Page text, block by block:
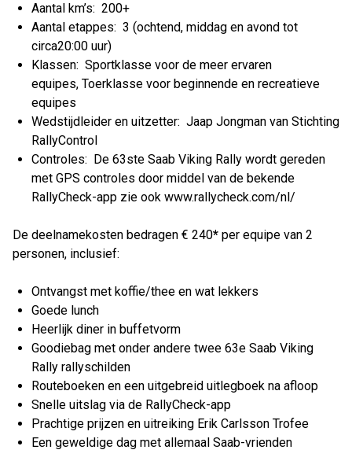
Aantal km’s: 200+
Aantal etappes: 3 (ochtend, middag en avond tot
circa20:00 uur)
Klassen: Sportklasse voor de meer ervaren
equipes, Toerklasse voor beginnende en recreatieve
equipes
Wedstijdleider en uitzetter: Jaap Jongman van Stichting
RallyControl
Controles: De 63ste Saab Viking Rally wordt gereden
met GPS controles door middel van de bekende
RallyCheck-app zie ook www.rallycheck.com/nl/
De deelnamekosten bedragen € 240* per equipe van 2
personen, inclusief:
Ontvangst met koffie/thee en wat lekkers
Goede lunch
Heerlijk diner in buffetvorm
Goodiebag met onder andere twee 63e Saab Viking
Rally rallyschilden
Routeboeken en een uitgebreid uitlegboek na afloop
Snelle uitslag via de RallyCheck-app
Prachtige prijzen en uitreiking Erik Carlsson Trofee
Een geweldige dag met allemaal Saab-vrienden